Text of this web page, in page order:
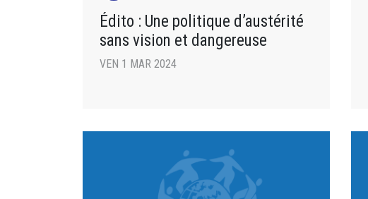
Édito : Une politique d’austérité
sans vision et dangereuse
VEN 1 MAR 2024